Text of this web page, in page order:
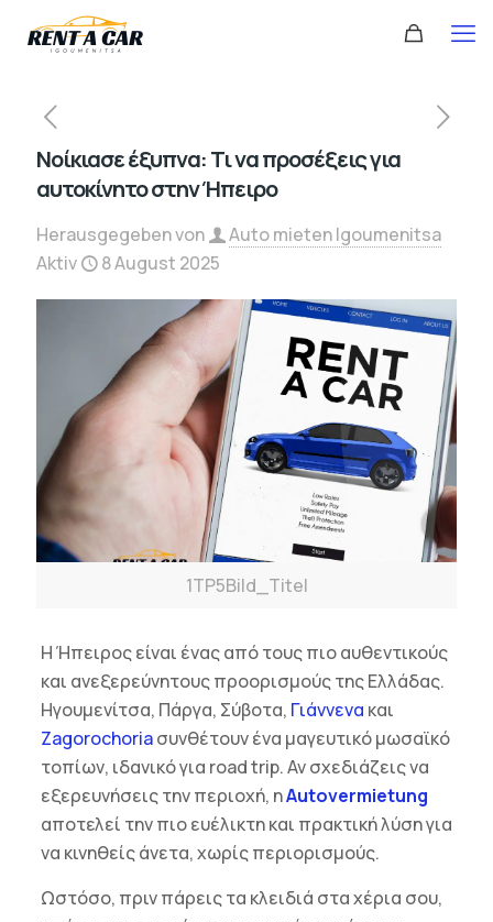
Νοίκιασε έξυπνα: Τι να προσέξεις για
αυτοκίνητο στην Ήπειρο
Herausgegeben von
Auto mieten Igoumenitsa
Aktiv
8 August 2025
1TP5Bild_Titel
Η Ήπειρος είναι ένας από τους πιο αυθεντικούς
και ανεξερεύνητους προορισμούς της Ελλάδας.
Ηγουμενίτσα, Πάργα, Σύβοτα, Γιάννενα και
Zagorochoriaσυνθέτουν ένα μαγευτικό μωσαϊκό
τοπίων, ιδανικό για road trip. Αν σχεδιάζεις να
εξερευνήσεις την περιοχή, ηAutovermietung
αποτελεί την πιο ευέλικτη και πρακτική λύση για
να κινηθείς άνετα, χωρίς περιορισμούς.
Ωστόσο, πριν πάρεις τα κλειδιά στα χέρια σου,